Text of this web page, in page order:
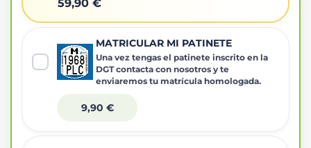
59,90 €
MATRICULAR MI PATINETE
Una vez tengas el patinete inscrito en la
DGT contacta con nosotros y te
enviaremos tu matrícula homologada.
9,90 €